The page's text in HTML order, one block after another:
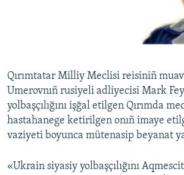
RFE/RS bütün saytları
Qırımtatar Milliy Meclisi reisiniñ
Umerovnıñ rusiyeli adliyecisi Mark
yolbaşçılığını işğal etilgen Qırımda
hastahanege ketirilgen onıñ imaye
vaziyeti boyunca mütenasip beyanat
«Ukrain siyasiy yolbaşçılığını